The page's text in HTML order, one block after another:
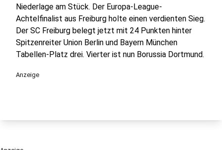
Niederlage am Stück. Der Europa-League-
Achtelfinalist aus Freiburg holte einen verdienten Sieg.
Der SC Freiburg belegt jetzt mit 24 Punkten hinter
Spitzenreiter Union Berlin und Bayern München
Tabellen-Platz drei. Vierter ist nun Borussia Dortmund.
Anzeige